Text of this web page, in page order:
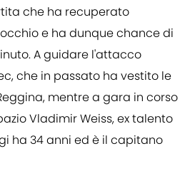
che ha recuperato
e ha dunque chance di
A guidare l'attacco
che in passato ha vestito le
mentre a gara in corso
Vladimir Weiss, ex talento
ha 34 anni ed è il capitano